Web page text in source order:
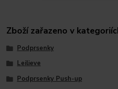
Zboží zařazeno v
Podprsenky
Leilieve
Podprsenky Push-up